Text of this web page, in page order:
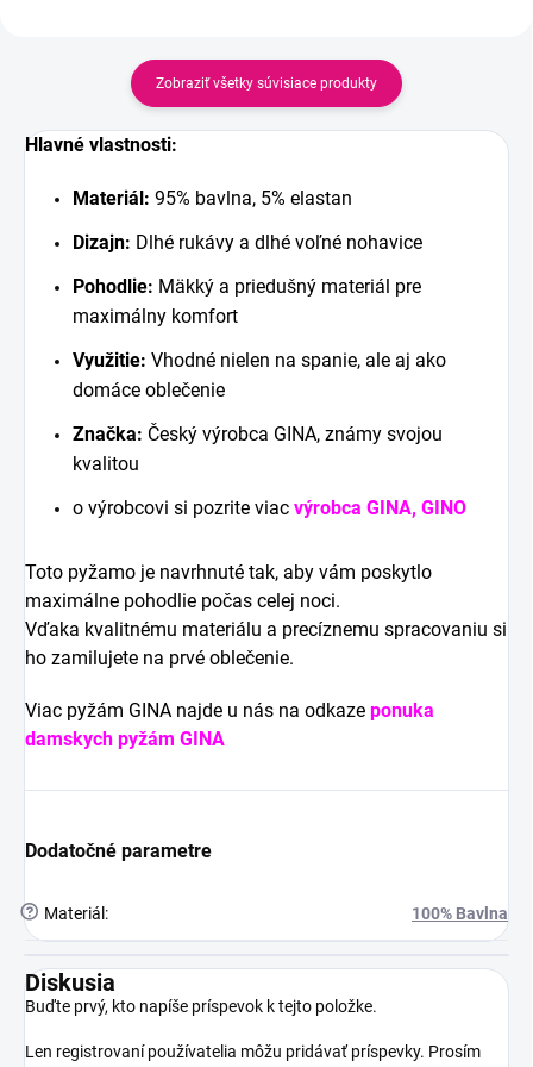
Zobraziť všetky súvisiace produkty
Hlavné vlastnosti:
Materiál: 95% bavlna, 5% elastan
Dizajn: Dlhé rukávy a dlhé voľné nohavice
Pohodlie: Mäkký a priedušný materiál pre
maximálny komfort
Využitie: Vhodné nielen na spanie, ale aj ako
domáce oblečenie
Značka: Český výrobca GINA, známy svojou
kvalitou
o výrobcovi si pozrite viac výrobca GINA, GINO
Toto pyžamo je navrhnuté tak, aby vám poskytlo
maximálne pohodlie počas celej noci.
Vďaka kvalitnému materiálu a precíznemu spracovaniu si
ho zamilujete na prvé oblečenie.
Viac pyžám GINA najde u nás na odkaze ponuka
damskych pyžám GINA
Dodatočné parametre
? Materiál : 100% Bavlna
Diskusia
Buďte prvý, kto napíše príspevok k tejto položke.
Len registrovaní používatelia môžu pridávať príspevky. Prosím